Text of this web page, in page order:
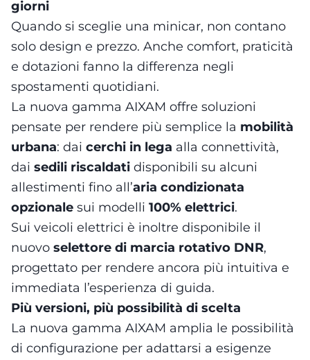
giorni
Quando si sceglie una minicar, non contano
solo design e prezzo. Anche comfort, praticità
e dotazioni fanno la differenza negli
spostamenti quotidiani.
La nuova gamma AIXAM offre soluzioni
pensate per rendere più semplice la mobilità
urbana: dai cerchi in lega alla connettività,
dai sedili riscaldati disponibili su alcuni
allestimenti fino all’aria condizionata
opzionale sui modelli 100% elettrici.
Sui veicoli elettrici è inoltre disponibile il
nuovo selettore di marcia rotativo DNR,
progettato per rendere ancora più intuitiva e
immediata l’esperienza di guida.
Più versioni, più possibilità di scelta
La nuova gamma AIXAM amplia le possibilità
di configurazione per adattarsi a esigenze